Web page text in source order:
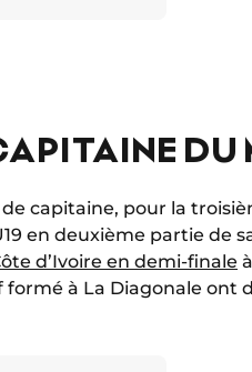
capitaine, pour la
en deuxième partie
d’Ivoire en demi-finale
formé à La Diagonale